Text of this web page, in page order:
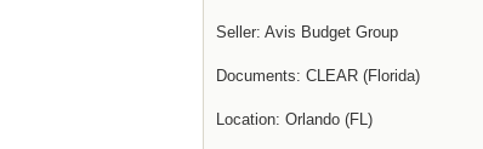
Seller: Avis Budget Group
Documents: CLEAR (Florida)
Location: Orlando (FL)